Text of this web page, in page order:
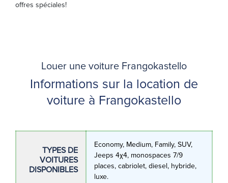
offres spéciales!
Louer une voiture Frangokastello
Informations sur la location de
voiture à Frangokastello
TYPES DE
VOITURES
DISPONIBLES
Economy, Medium, Family, SUV,
Jeeps 4χ4, monospaces 7/9
places, cabriolet, diesel, hybride,
luxe.